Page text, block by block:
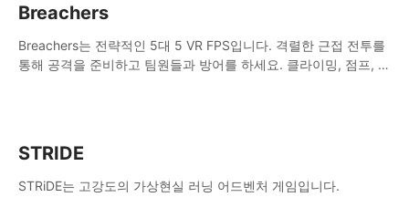
Breachers
Breachers는 전략적인 5대 5 VR FPS입니다. 격렬한 근접 전투를
통해 공격을 준비하고 팀원들과 방어를 하세요. 클라이밍, 점프, 래
STRIDE
STRiDE는 고강도의 가상현실 러닝 어드벤처 게임입니다.